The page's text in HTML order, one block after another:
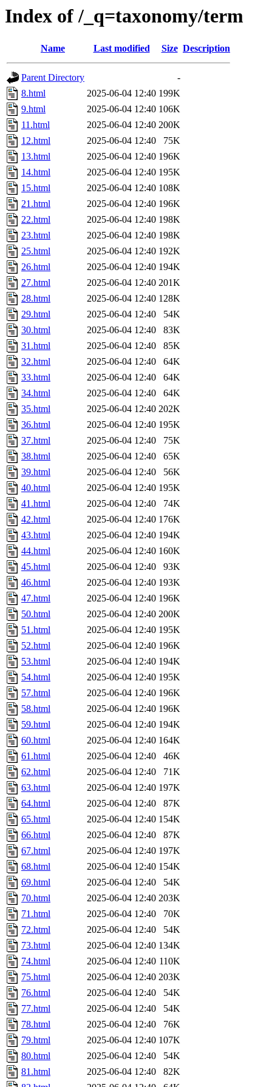
Index of /_q=taxonomy/term
Name Last modified Size Description
Parent Directory
-
8.html
2025-06-04 12:40 199K
9.html
2025-06-04 12:40 106K
11.html
2025-06-04 12:40 200K
12.html
2025-06-04 12:40
75K
13.html
2025-06-04 12:40 196K
14.html
2025-06-04 12:40 195K
15.html
2025-06-04 12:40 108K
21.html
2025-06-04 12:40 196K
22.html
2025-06-04 12:40 198K
23.html
2025-06-04 12:40 198K
25.html
2025-06-04 12:40 192K
26.html
2025-06-04 12:40 194K
27.html
2025-06-04 12:40 201K
28.html
2025-06-04 12:40 128K
29.html
2025-06-04 12:40
54K
30.html
2025-06-04 12:40
83K
31.html
2025-06-04 12:40
85K
32.html
2025-06-04 12:40
64K
33.html
2025-06-04 12:40
64K
34.html
2025-06-04 12:40
64K
35.html
2025-06-04 12:40 202K
36.html
2025-06-04 12:40 195K
37.html
2025-06-04 12:40
75K
38.html
2025-06-04 12:40
65K
39.html
2025-06-04 12:40
56K
40.html
2025-06-04 12:40 195K
41.html
2025-06-04 12:40
74K
42.html
2025-06-04 12:40 176K
43.html
2025-06-04 12:40 194K
44.html
2025-06-04 12:40 160K
45.html
2025-06-04 12:40
93K
46.html
2025-06-04 12:40 193K
47.html
2025-06-04 12:40 196K
50.html
2025-06-04 12:40 200K
51.html
2025-06-04 12:40 195K
52.html
2025-06-04 12:40 196K
53.html
2025-06-04 12:40 194K
54.html
2025-06-04 12:40 195K
57.html
2025-06-04 12:40 196K
58.html
2025-06-04 12:40 196K
59.html
2025-06-04 12:40 194K
60.html
2025-06-04 12:40 164K
61.html
2025-06-04 12:40
46K
62.html
2025-06-04 12:40
71K
63.html
2025-06-04 12:40 197K
64.html
2025-06-04 12:40
87K
65.html
2025-06-04 12:40 154K
66.html
2025-06-04 12:40
87K
67.html
2025-06-04 12:40 197K
68.html
2025-06-04 12:40 154K
69.html
2025-06-04 12:40
54K
70.html
2025-06-04 12:40 203K
71.html
2025-06-04 12:40
70K
72.html
2025-06-04 12:40
54K
73.html
2025-06-04 12:40 134K
74.html
2025-06-04 12:40 110K
75.html
2025-06-04 12:40 203K
76.html
2025-06-04 12:40
54K
77.html
2025-06-04 12:40
54K
78.html
2025-06-04 12:40
76K
79.html
2025-06-04 12:40 107K
80.html
2025-06-04 12:40
54K
81.html
2025-06-04 12:40
82K